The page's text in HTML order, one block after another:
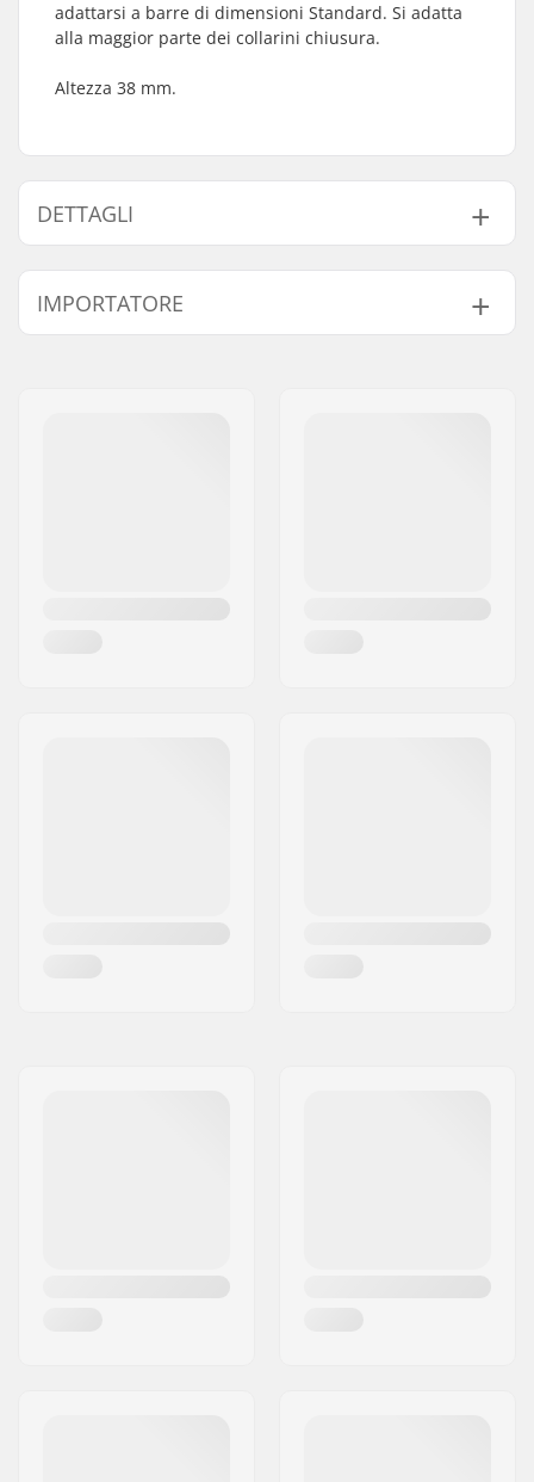
adattarsi a barre di dimensioni Standard. Si adatta
alla maggior parte dei collarini chiusura.
Altezza 38 mm.
DETTAGLI
Tipo di sistema di
compressione:
SCS
Dadi di fissaggio:
Non incluso
IMPORTATORE